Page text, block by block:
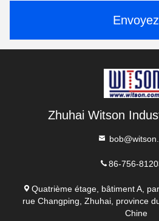
Envoyez
Zhuhai Witson
86-756-
Quatrième étage, bâtiment A,
rue Changping, Zhuhai, province
Chine